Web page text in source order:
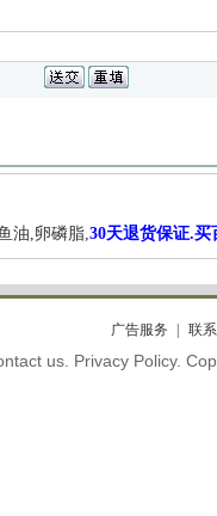
油,卵磷脂,30天退货保证.买
广告服务 联
us. Privacy Policy.